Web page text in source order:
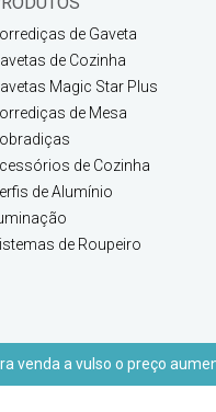
de Gaveta
de Cozinha
Magic Star Plus
de Mesa
de Cozinha
de Alumínio
de Roupeiro
venda a vulso o preço